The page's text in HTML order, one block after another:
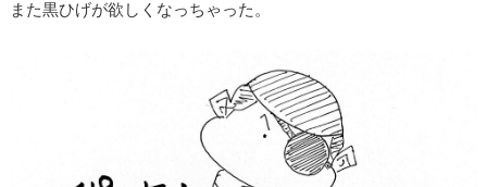
また黒ひげが欲しくなっちゃった。